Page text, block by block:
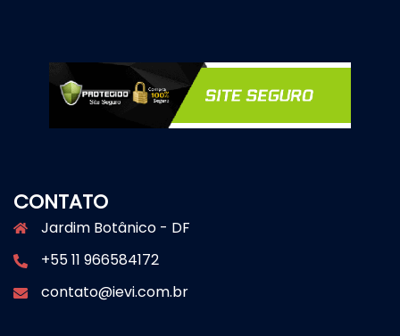
CONTATO
Jardim Botânico - DF
+55 11 966584172
contato@ievi.com.br